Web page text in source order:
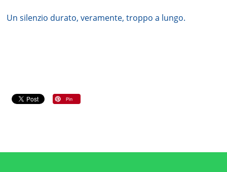
Un silenzio durato, veramente, troppo a lungo.